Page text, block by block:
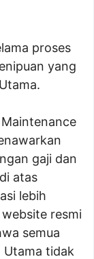
proses
yang
gaji dan
atas
lebih
resmi
semua
Utama tidak